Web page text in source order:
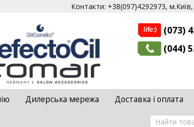
Контакти: +38(097)4292973,
(073)
(044)
Дилерська мережа Доставка і оплата